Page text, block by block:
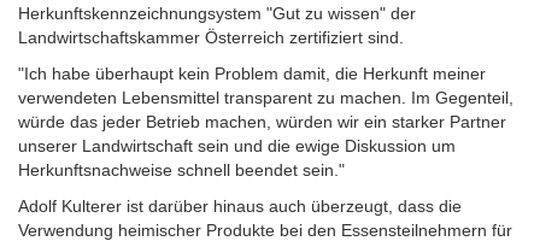
Herkunftskennzeichnungsystem "Gut zu wissen" der
Landwirtschaftskammer Österreich zertifiziert sind.
"Ich habe überhaupt kein Problem damit, die Herkunft meiner
verwendeten Lebensmittel transparent zu machen. Im Gegenteil,
würde das jeder Betrieb machen, würden wir ein starker Partner
unserer Landwirtschaft sein und die ewige Diskussion um
Herkunftsnachweise schnell beendet sein."
Adolf Kulterer ist darüber hinaus auch überzeugt, dass die
Verwendung heimischer Produkte bei den Essensteilnehmern für